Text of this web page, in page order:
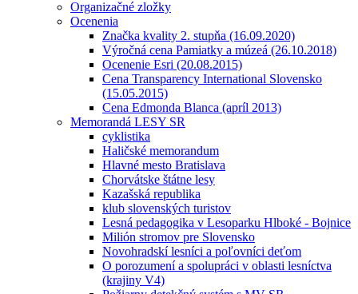
Organizačné zložky
Ocenenia
Značka kvality 2. stupňa (16.09.2020)
Výročná cena Pamiatky a múzeá (26.10.2018)
Ocenenie Esri (20.08.2015)
Cena Transparency International Slovensko
(15.05.2015)
Cena Edmonda Blanca (apríl 2013)
Memorandá LESY SR
cyklistika
Haličské memorandum
Hlavné mesto Bratislava
Chorvátske štátne lesy
Kazašská republika
klub slovenských turistov
Lesná pedagogika v Lesoparku Hlboké - Bojnice
Milión stromov pre Slovensko
Novohradskí lesníci a poľovníci deťom
O porozumení a spolupráci v oblasti lesníctva
(krajiny V4)